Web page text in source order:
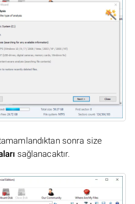
sonra size
sağlanacaktır.